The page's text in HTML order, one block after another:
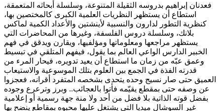
فعدنان إبراهيم بدروسه الثقيلة المتنوعة، وسلسلة أبحاثه المتعمقة،
استطاع أن يستظهر النظريات العلمية الكبرى كالمختصين بها،
كنظرية التطور لدارون والنسبية لأينشتين والأعداد الكمية لماكس
بلانك، وسلسلة دروس الفلسفة، وغيرها من المحاضرات التي
يستظهر مراجعها ومعلوماتها ومؤلفيها، ويقارن ويدقق في فهم
الخبير الدارس الواعي العالم بما يقول، فيفهم المتلقي في تبسيط
وعمق عبّه من زمان ما استطاع أن يعيد تدويره، فيحار المرء من
قدرته الفذة في الجمع بين العلوم بتلك الموسوعية والاستيعاب
العميق حتى صار نسيج وحده يتحدى بشخصه المتفرد أقرانه، فعجزوا
عن وصفه حتى بمقطع يقيّمه فأتوا بالعجائب.. وبرز وترعرع وجوده
بفضل قوته الذاتية بلا فضل من أحد ولا منة جهة رسمية أو إعلامية
غير السوشال ميديا التي يشتغل عليها محبوه بمقاطع ينضح بها